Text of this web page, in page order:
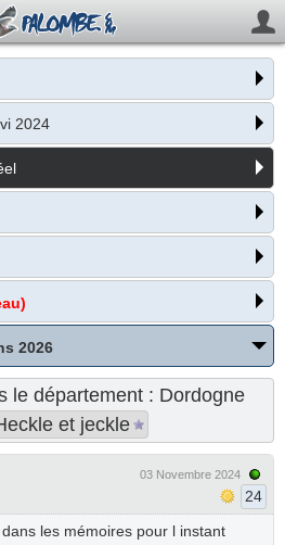
2024
2026
le département : Dordogne
et jeckle
03 Novembre 2024
24
les mémoires pour l instant